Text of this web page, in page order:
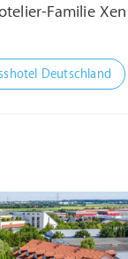
Familie
Deutschland